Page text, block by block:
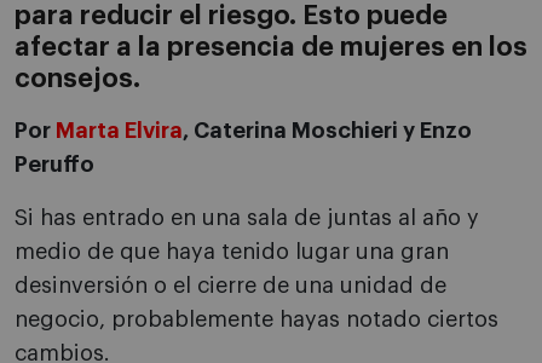
para reducir el riesgo. Esto puede
afectar a la presencia de mujeres en los
consejos.
Por Marta Elvira, Caterina Moschieri y Enzo
Peruffo
Si has entrado en una sala de juntas al año y
medio de que haya tenido lugar una gran
desinversión o el cierre de una unidad de
negocio, probablemente hayas notado ciertos
cambios.